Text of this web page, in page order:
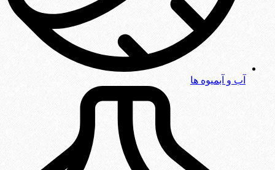
آب و آبمیوه ها